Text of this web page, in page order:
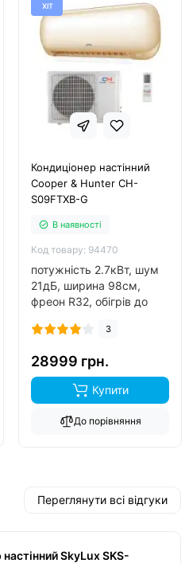
ХІТ
Кондиціонер настінний
Cooper & Hunter CH-
S09FTXB-G
В наявності
Код товару: 94470
потужність 2.7кВт, шум
21дБ, ширина 98см,
фреон R32, обігрів до
3
28999 грн.
Купити
До порівняння
Переглянути всі відгуки
SkyLux SKS-